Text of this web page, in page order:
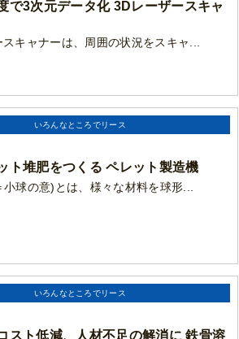
で3次元データ化 3Dレーザースキャ
キャナーは、周囲の状況をスキャ...
いろんなところでリース
ト堆肥をつくる ペレット製造機
球の意)とは、様々な材料を球形...
いろんなところでリース
スト低減、人材不足の解消に 鉄骨溶